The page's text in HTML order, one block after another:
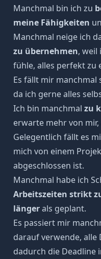
Manchmal bin ich zu
meine Fähigkeiten
Manchmal neige ich
zu übernehmen, weil
fühle, alles perfekt zu
Es fällt mir manchmal
da ich gerne alles
Ich bin manchmal zu
erwarte mehr von
Gelegentlich fällt es
mich von einem
abgeschlossen ist.
Manchmal habe ich
Arbeitszeiten strikt
längerals geplant.
Es passiert mir
darauf verwende, alle
dadurch die Deadline